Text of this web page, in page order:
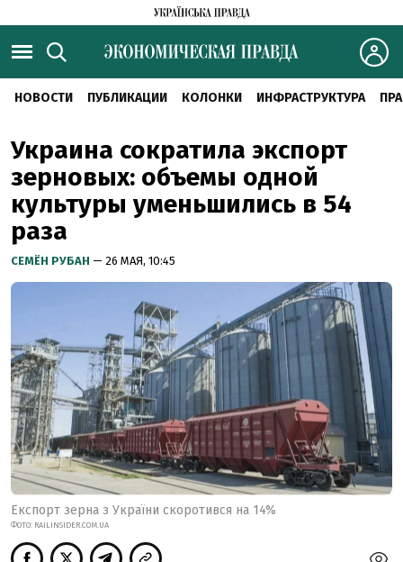
НОВОСТИ ПУБЛИКАЦИИ КОЛОНКИ ИНФРАСТРУКТУРА
Украина сократила экспорт
зерновых: объемы одной
культуры уменьшились в 54
раза
СЕМЁН РУБАН — 26 МАЯ, 10:45
Експорт зерна з України скоротився на 14%
ФОТО: RAILINSIDER.COM.UA